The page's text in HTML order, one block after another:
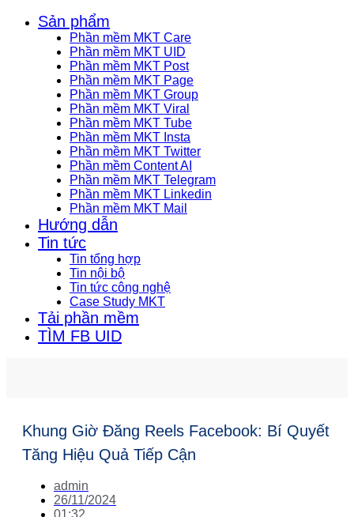
Sản phẩm
Phần mềm MKT Care
Phần mềm MKT UID
Phần mềm MKT Post
Phần mềm MKT Page
Phần mềm MKT Group
Phần mềm MKT Viral
Phần mềm MKT Tube
Phần mềm MKT Insta
Phần mềm MKT Twitter
Phần mềm Content AI
Phần mềm MKT Telegram
Phần mềm MKT Linkedin
Phần mềm MKT Mail
Hướng dẫn
Tin tức
Tin tổng hợp
Tin nội bộ
Tin tức công nghệ
Case Study MKT
Tải phần mềm
TÌM FB UID
Khung Giờ Đăng Reels Facebook: Bí Quyết
Tăng Hiệu Quả Tiếp Cận
admin
26/11/2024